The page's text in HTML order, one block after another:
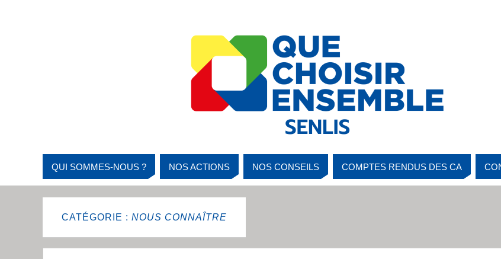
QUI SOMMES-NOUS ? NOS ACTIONS NOS CONSEILS COMPTES RENDUS DES CA
CATÉGORIE : NOUS CONNAÎTRE